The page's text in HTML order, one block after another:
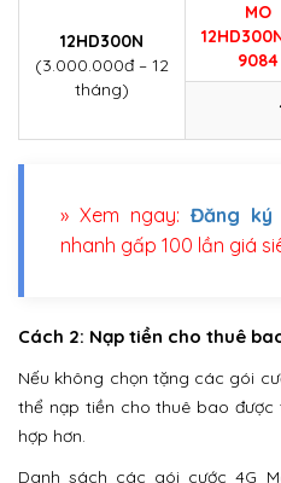
12HD300N
(3.000.000đ – 12
tháng)
MO
9084
» Xem ngay: Đăng ký
nhanh gấp 100 lần giá
Cách 2: Nạp tiền cho thuê
Nếu không chọn tặng các gói
thể nạp tiền cho thuê bao
hợp hơn.
Danh sách các gói cước 4G